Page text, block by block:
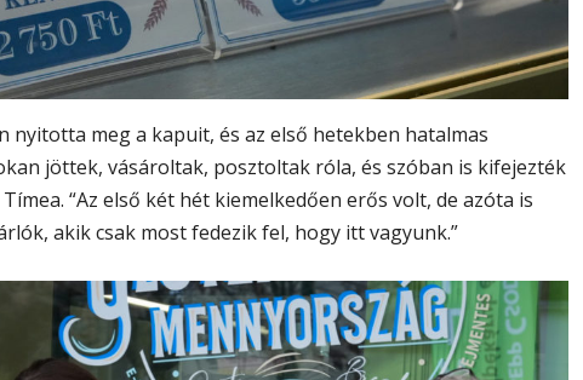
nyitotta meg a kapuit, és az első hetekben hatalmas
jöttek, vásároltak, posztoltak róla, és szóban is kifejezték
“Az első két hét kiemelkedően erős volt, de azóta is
akik csak most fedezik fel, hogy itt vagyunk.”